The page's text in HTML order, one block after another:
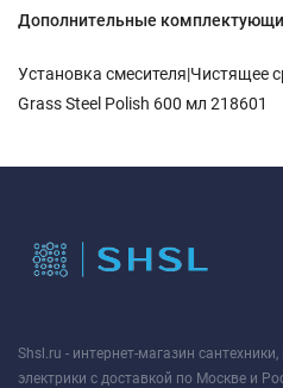
Дополнительные
Установка смесителя|Чистящее
Grass Steel Polish 600 мл 218601
Shsl.ru - интернет-магазин
электрики с доставкой по Москве и